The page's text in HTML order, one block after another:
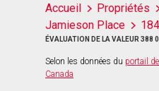
Accueil Propriétés
Jamieson Place
ÉVALUATION DE LA VALEUR 388
Selon les données du portail
Canada